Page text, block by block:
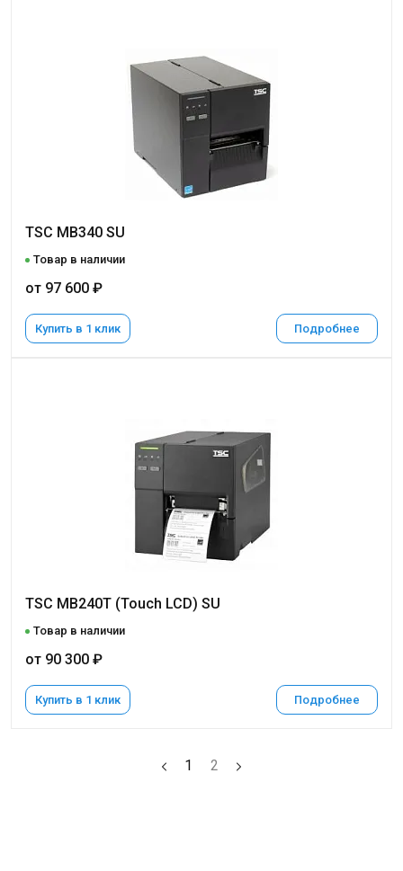
TSC MB340 SU
Товар в наличии
от 97 600 ₽
Купить в 1 клик Подробнее
TSC MB240T (Touch LCD) SU
Товар в наличии
от 90 300 ₽
Купить в 1 клик Подробнее
1 2